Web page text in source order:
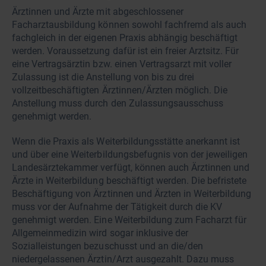
Ärztinnen und Ärzte mit abgeschlossener
Facharztausbildung können sowohl fachfremd als auch
fachgleich in der eigenen Praxis abhängig beschäftigt
werden. Voraussetzung dafür ist ein freier Arztsitz. Für
eine Vertragsärztin bzw. einen Vertragsarzt mit voller
Zulassung ist die Anstellung von bis zu drei
vollzeitbeschäftigten Ärztinnen/Ärzten möglich. Die
Anstellung muss durch den Zulassungsausschuss
genehmigt werden.
Wenn die Praxis als Weiterbildungsstätte anerkannt ist
und über eine Weiterbildungsbefugnis von der jeweiligen
Landesärztekammer verfügt, können auch Ärztinnen und
Ärzte in Weiterbildung beschäftigt werden. Die befristete
Beschäftigung von Ärztinnen und Ärzten in Weiterbildung
muss vor der Aufnahme der Tätigkeit durch die KV
genehmigt werden. Eine Weiterbildung zum Facharzt für
Allgemeinmedizin wird sogar inklusive der
Sozialleistungen bezuschusst und an die/den
niedergelassenen Ärztin/Arzt ausgezahlt. Dazu muss